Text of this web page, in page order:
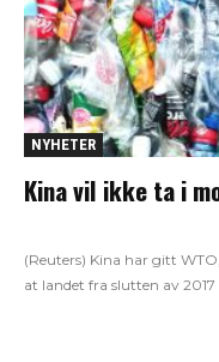
NYHETER
Kina vil ikke ta i
(Reuters) Kina har gitt
at landet fra slutten av